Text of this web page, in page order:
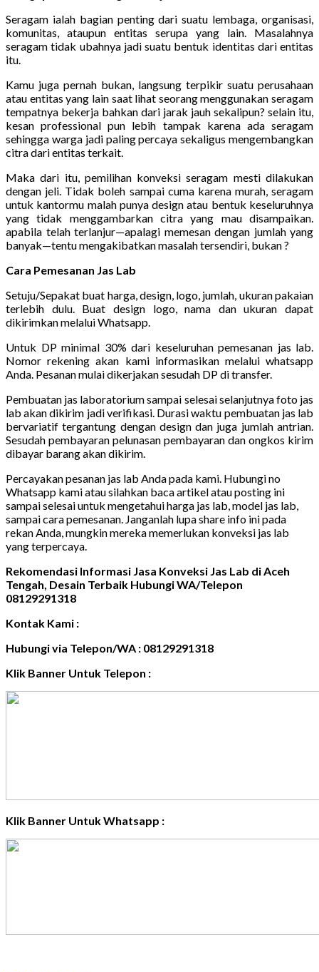
Seragam ialah bagian penting dari suatu lembaga, organisasi,
komunitas, ataupun entitas serupa yang lain. Masalahnya
seragam tidak ubahnya jadi suatu bentuk identitas dari entitas
itu.
Kamu juga pernah bukan, langsung terpikir suatu perusahaan
atau entitas yang lain saat lihat seorang menggunakan seragam
tempatnya bekerja bahkan dari jarak jauh sekalipun? selain itu,
kesan professional pun lebih tampak karena ada seragam
sehingga warga jadi paling percaya sekaligus mengembangkan
citra dari entitas terkait.
Maka dari itu, pemilihan konveksi seragam mesti dilakukan
dengan jeli. Tidak boleh sampai cuma karena murah, seragam
untuk kantormu malah punya design atau bentuk keseluruhnya
yang tidak menggambarkan citra yang mau disampaikan.
apabila telah terlanjur—apalagi memesan dengan jumlah yang
banyak—tentu mengakibatkan masalah tersendiri, bukan ?
Cara Pemesanan Jas Lab
Setuju/Sepakat buat harga, design, logo, jumlah, ukuran pakaian
terlebih dulu. Buat design logo, nama dan ukuran dapat
dikirimkan melalui Whatsapp.
Untuk DP minimal 30% dari keseluruhan pemesanan jas lab.
Nomor rekening akan kami informasikan melalui whatsapp
Anda. Pesanan mulai dikerjakan sesudah DP di transfer.
Pembuatan jas laboratorium sampai selesai selanjutnya foto jas
lab akan dikirim jadi verifikasi. Durasi waktu pembuatan jas lab
bervariatif tergantung dengan design dan juga jumlah antrian.
Sesudah pembayaran pelunasan pembayaran dan ongkos kirim
dibayar barang akan dikirim.
Percayakan pesanan jas lab Anda pada kami. Hubungi no
Whatsapp kami atau silahkan baca artikel atau posting ini
sampai selesai untuk mengetahui harga jas lab, model jas lab,
sampai cara pemesanan. Janganlah lupa share info ini pada
rekan Anda, mungkin mereka memerlukan konveksi jas lab
yang terpercaya.
Rekomendasi Informasi Jasa Konveksi Jas Lab di Aceh
Tengah, Desain Terbaik Hubungi WA/Telepon
08129291318
Kontak Kami :
Hubungi via Telepon/WA : 08129291318
Klik Banner Untuk Telepon :
Klik Banner Untuk Whatsapp :